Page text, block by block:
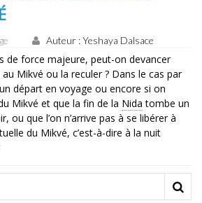
Auteur : Yeshaya Dalsace
de force majeure, peut-on devancer
au Mikvé ou la reculer ? Dans le cas par
départ en voyage ou encore si on
Mikvé et que la fin de la Nida tombe un
ou que l’on n’arrive pas à se libérer à
du Mikvé, c’est-à-dire à la nuit